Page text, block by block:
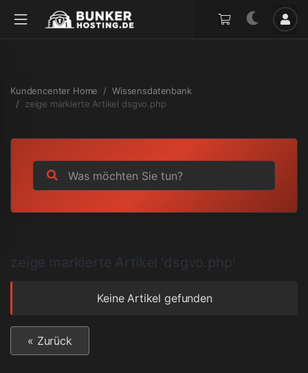
Kundencenter Home
Wissensdatenbank
zeige markierte Artikel dsgvo.php
zeige markierte Artikel 'dsgvo.php'
Keine Artikel gefunden
« Zurück